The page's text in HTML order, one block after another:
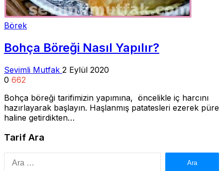
Börek
Bohça Böreği Nasıl Yapılır?
Sevimli Mutfak 2 Eylül 2020
0 662
Bohça böreği tarifimizin yapımına, öncelikle iç harcını
hazırlayarak başlayın. Haşlanmış patatesleri ezerek püre
haline getirdikten…
Tarif Ara